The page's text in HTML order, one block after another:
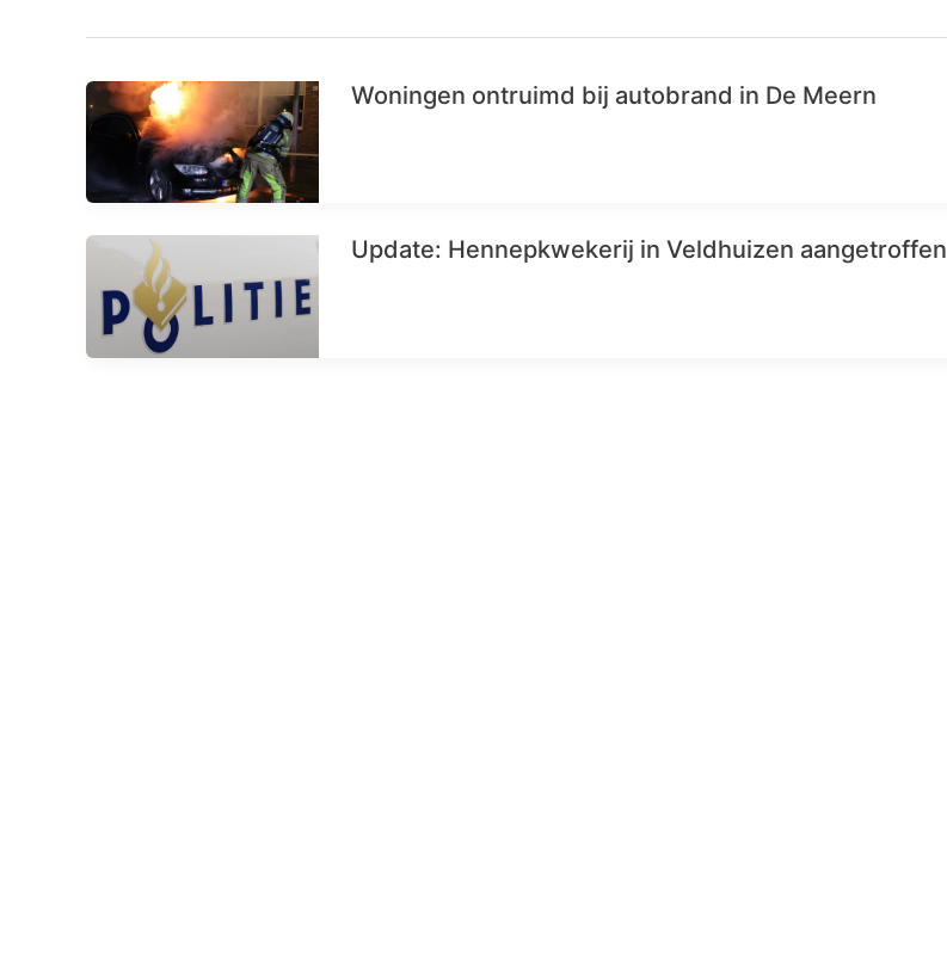
Woningen ontruimd bij autobrand in De Meern
Update: Hennepkwekerij in Veldhuizen aangetroffen